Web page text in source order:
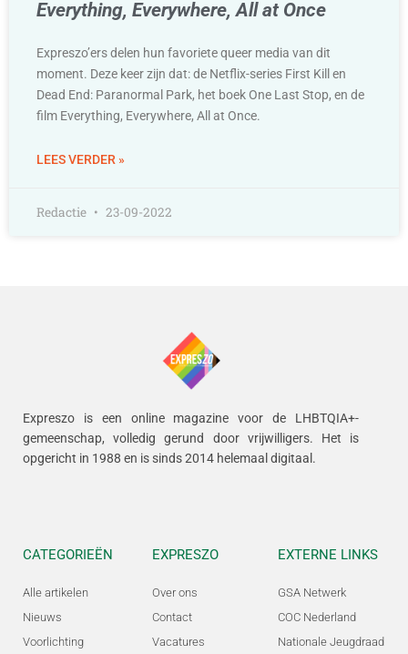
Everything, Everywhere, All at Once
Expreszo’ers delen hun favoriete queer media van dit
moment. Deze keer zijn dat: de Netflix-series First Kill en
Dead End: Paranormal Park, het boek One Last Stop, en de
film Everything, Everywhere, All at Once.
LEES VERDER »
Redactie 23-09-2022
Expreszo is een online magazine voor de LHBTQIA+-
gemeenschap, volledig gerund door vrijwilligers. Het is
opgericht in 1988 en is sinds 2014 helemaal digitaal.
CATEGORIEËN
Alle artikelen
Nieuws
Voorlichting
EXPRESZO
Over ons
Contact
Vacatures
EXTERNE LINKS
GSA Netwerk
COC Nederland
Nationale Jeugdraad